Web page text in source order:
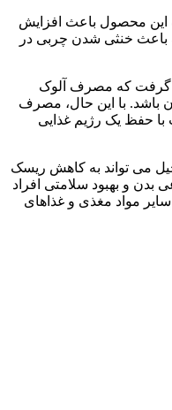
محصول باعث افزایش
خنثی شدن چربی در
گرفت که مصرف آلوک
باشد. با این حال، مصرف
با حفظ یک رژیم غذایی
می تواند به کاهش ریسک
و بهبود سلامتی افراد
مواد مغذی‌ و غذاهای